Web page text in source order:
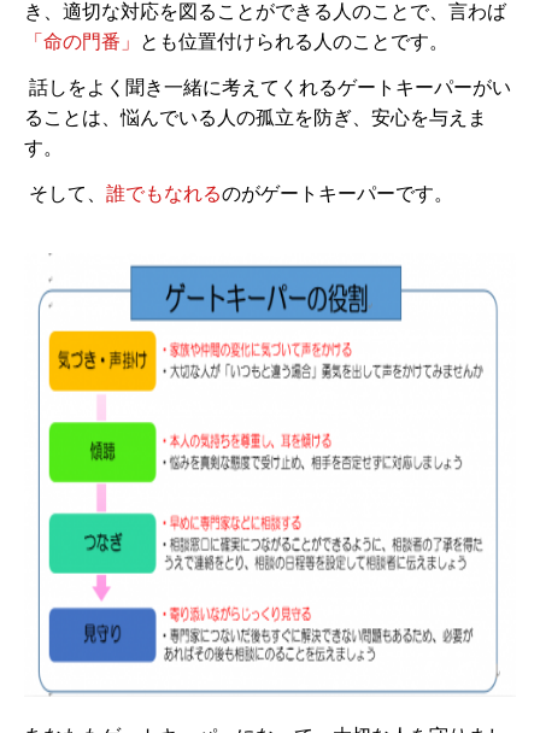
き、適切な対応を図ることができる人のことで、言わば
「命の門番」
とも位置付けられる人のことです。
話しをよく聞き一緒に考えてくれるゲートキーパーがい
ることは、悩んでいる人の孤立を防ぎ、安心を与えま
す。
そして、 誰でもなれるのがゲートキーパーです。